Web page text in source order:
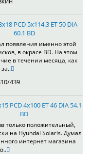
PCD 5x114.3 ET 50 DIA
60.1 BD
появления именно этой
в окрасе BD. На этом
в течении месяца, как
439
PCD 4x100 ET 46 DIA 54.1
BD
только положительный,
на Hyundai Solaris. Думал
интернет магазина